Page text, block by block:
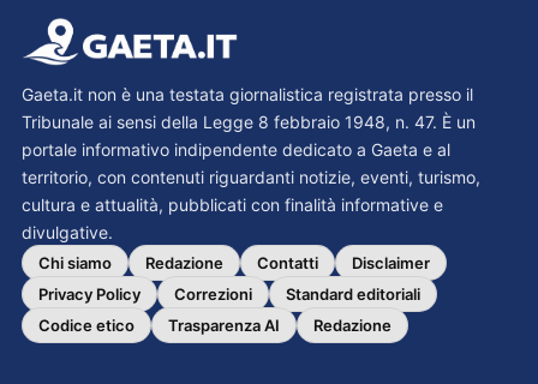
Gaeta.it non è una testata giornalistica registrata presso il
Tribunale ai sensi della Legge 8 febbraio 1948, n. 47. È un
portale informativo indipendente dedicato a Gaeta e al
territorio, con contenuti riguardanti notizie, eventi, turismo,
cultura e attualità, pubblicati con finalità informative e
divulgative.
Chi siamo Redazione Contatti
Disclaimer
Privacy Policy
Correzioni
Standard editoriali
Codice etico
Trasparenza AI Redazione